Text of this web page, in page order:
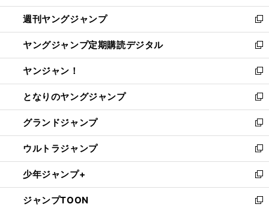
開
く
ウ
で
開
く
ン
ド
ウ
で
開
く
ウ
ィ
ン
ド
ウ
で
開
く
週刊ヤングジャンプ
新
し
い
ウ
ィ
ン
ド
ウ
で
開
く
ヤングジャンプ定期購読デジタル
新
し
い
ウ
ィ
ン
ド
ウ
で
開
く
ヤンジャン！
新
し
い
ウ
ィ
ン
ド
ウ
で
開
く
となりのヤングジャンプ
新
し
い
ウ
ィ
ン
ド
ウ
で
グランドジャンプ
新
し
い
ウ
ィ
ン
ド
ウルトラジャンプ
新
し
い
ウ
ィ
少年ジャンプ+
新
し
い
ジャンプTOON
新